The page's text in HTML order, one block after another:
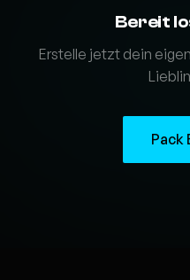
Bereit
Erstelle jetzt dein
Pack